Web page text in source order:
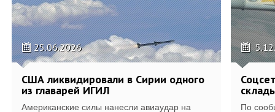
25.06.2026
США ликвидировали в Сирии одного
из главарей ИГИЛ
Американские силы нанесли авиаудар на
По